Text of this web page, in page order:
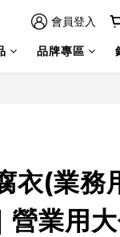
會員登入
品牌專區
衣(業務
業用